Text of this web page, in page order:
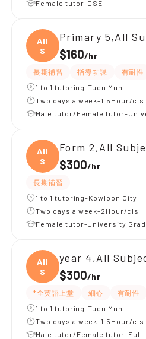
Female tutor-DSE
All
S
Primary 5,All
$160/hr
長期補習 指導功課 有耐性
1 to 1 tutoring-Tuen Mun
Two days a week-1.5Hour/cls
Male tutor/Female tutor-
All
S
Form 2,All
$300/hr
長期補習
1 to 1 tutoring-Kowloon City
Two days a week-2Hour/cls
Female tutor-University
All
S
year 4,All
$300/hr
*全英語上堂 細心 有耐性
1 to 1 tutoring-Tuen Mun
Two days a week-1.5Hour/cls
Male tutor/Female tutor-